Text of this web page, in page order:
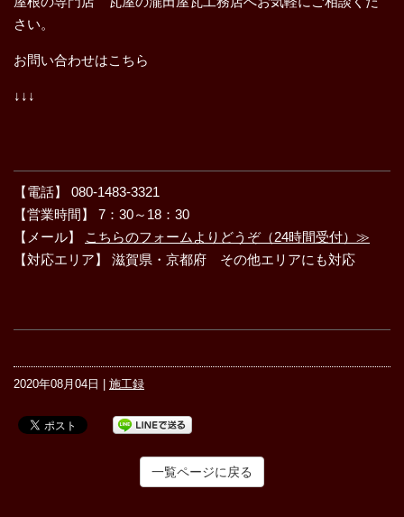
さい。
お問い合わせはこちら
↓↓↓
【電話】 080-1483-3321
【営業時間】 7：30～18：30
【メール】
こちらのフォームよりどうぞ（24時間受付）≫
【対応エリア】 滋賀県・京都府 その他エリアにも対応
2020年08月04日 | 施工録
一覧ページに戻る